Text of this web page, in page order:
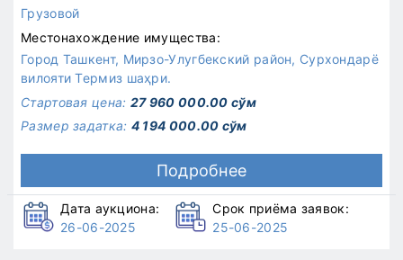
Грузовой
Местонахождение имущества:
Город Ташкент, Мирзо-Улугбекский район, Сурхондарё
вилояти Термиз шаҳри.
Стартовая цена: 27 960 000.00 сўм
Размер задатка: 4 194 000.00 сўм
Подробнее
Дата аукциона:
26-06-2025
Срок приёма заявок:
25-06-2025